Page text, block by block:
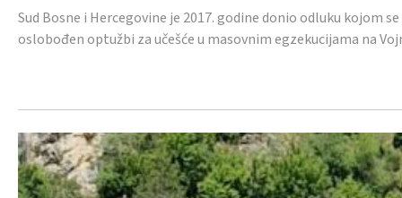
Sud Bosne i Hercegovine je 2017. godine donio odluku kojom
oslobođen optužbi za učešće u masovnim egzekucijama na